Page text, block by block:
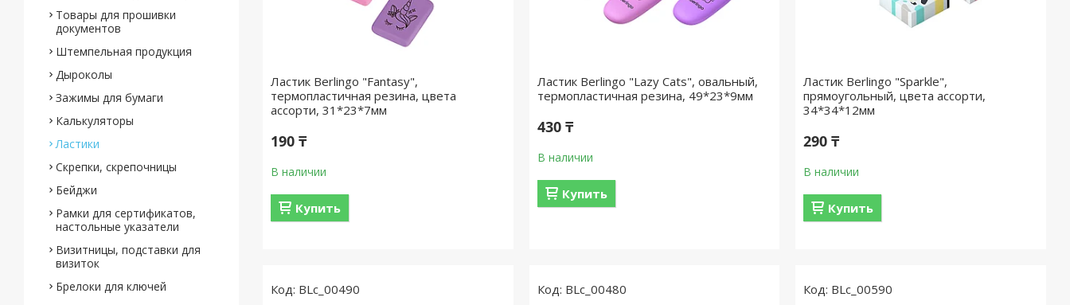
Ластик Berlingo "Fantasy",
термопластичная резина, цвета
ассорти, 31*23*7мм
190 ₸
В наличии
Купить
Ластик Berlingo "Lazy Cats", овальный,
термопластичная резина, 49*23*9мм
430 ₸
В наличии
Купить
Ластик Berlingo "Sparkle",
прямоугольный, цвета ассорти,
34*34*12мм
290 ₸
В наличии
Купить
BLc_00490 BLc_00480 BLc_00590
Товары для прошивки
документов
Штемпельная продукция
Дыроколы
Зажимы для бумаги
Калькуляторы
Ластики
Скрепки, скрепочницы
Бейджи
Рамки для сертификатов,
настольные указатели
Визитницы, подставки для
визиток
Брелоки для ключей